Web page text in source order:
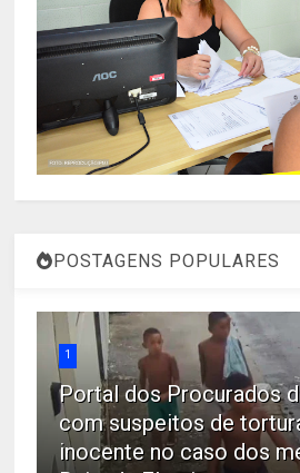
POSTAGENS POPULARES
1
Portal dos Procurados
com suspeitos de
inocente no caso dos